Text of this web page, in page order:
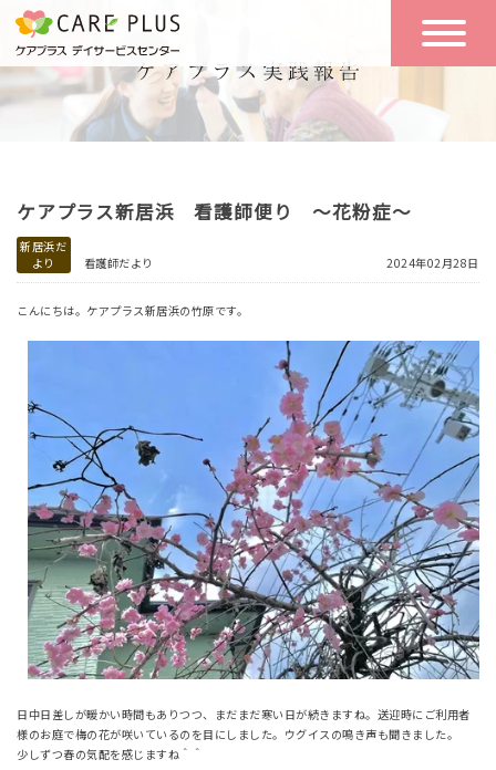
こんな方に
おすすめ
一日の流れ
一日体験
空き状況
お問い合わせ
体験希望
ケアプラス新居浜 看護師便り ～花粉症～
新居浜だ
より
看護師だより 2024年02月28日
こんにちは。ケアプラス新居浜の竹原です。
日中日差しが暖かい時間もありつつ、まだまだ寒い日が続きますね。送迎時にご利用者
様のお庭で梅の花が咲いているのを目にしました。ウグイスの鳴き声も聞きました。
少しずつ春の気配を感じますね＾＾